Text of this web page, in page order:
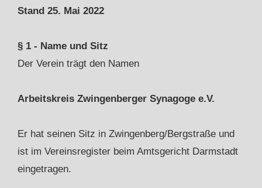
Stand 25. Mai 2022
§ 1 - Name und Sitz
Der Verein trägt den Namen
Arbeitskreis Zwingenberger Synagoge e.V.
Er hat seinen Sitz in Zwingenberg/Bergstraße und
ist im Vereinsregister beim Amtsgericht Darmstadt
eingetragen.